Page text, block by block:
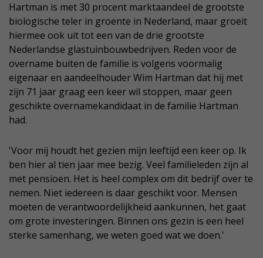
Hartman is met 30 procent marktaandeel de grootste
biologische teler in groente in Nederland, maar groeit
hiermee ook uit tot een van de drie grootste
Nederlandse glastuinbouwbedrijven. Reden voor de
overname buiten de familie is volgens voormalig
eigenaar en aandeelhouder Wim Hartman dat hij met
zijn 71 jaar graag een keer wil stoppen, maar geen
geschikte overnamekandidaat in de familie Hartman
had.
'Voor mij houdt het gezien mijn leeftijd een keer op. Ik
ben hier al tien jaar mee bezig. Veel familieleden zijn al
met pensioen. Het is heel complex om dit bedrijf over te
nemen. Niet iedereen is daar geschikt voor. Mensen
moeten de verantwoordelijkheid aankunnen, het gaat
om grote investeringen. Binnen ons gezin is een heel
sterke samenhang, we weten goed wat we doen.'